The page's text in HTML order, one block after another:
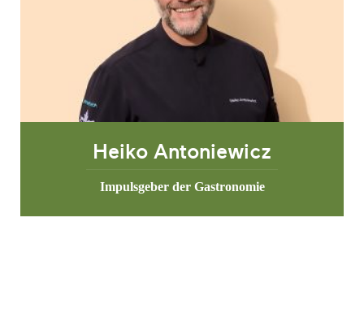
Heiko Antoniewicz
Impulsgeber der Gastronomie